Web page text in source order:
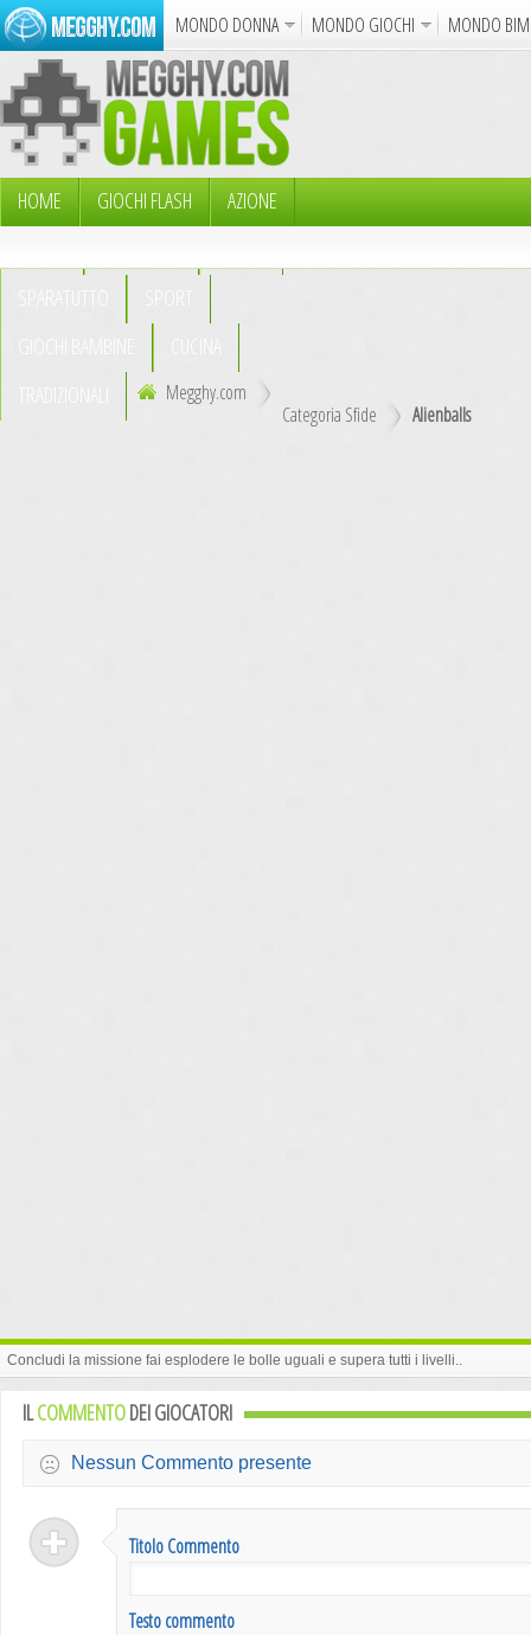
MONDO DONNA MONDO GIOCHI
MONDO
Album
Punto Croce Cucina
Azione Puzzle
HOME GIOCHI FLASH
AZIONE
Megghy.com
Categoria Sfide
Alienballs
Concludi la missione fai esplodere le bolle uguali e supera tutti i livelli..
ILCOMMENTODEI GIOCATORI
Nessun Commento presente
Titolo Commento
Testo commento